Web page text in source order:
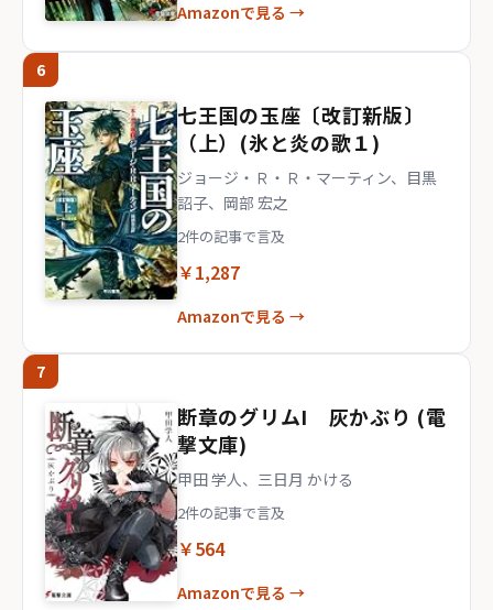
Amazonで見る →
6
七王国の玉座〔改訂新版〕
（上）(氷と炎の歌１)
ジョージ・Ｒ・Ｒ・マーティン、目黒
詔子、岡部 宏之
2件の記事で言及
￥1,287
Amazonで見る →
7
断章のグリムI 灰かぶり (電
撃文庫)
甲田 学人、三日月 かける
2件の記事で言及
￥564
Amazonで見る →